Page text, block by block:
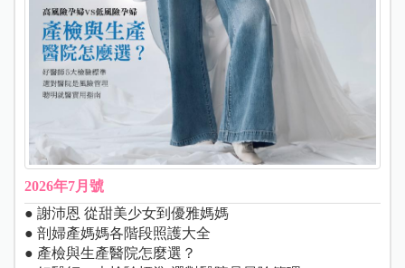
2026年7月號
● 謝沛恩 從甜美少女到優雅媽媽
● 剖婦產媽媽各階段照護大全
● 產檢與生產醫院怎麼選？